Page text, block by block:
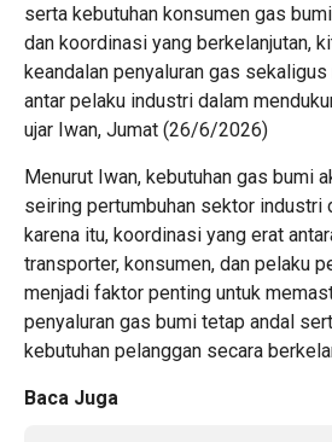
serta kebutuhan konsumen gas
dan koordinasi yang berkelanjutan,
keandalan penyaluran gas
antar pelaku industri dalam
ujar Iwan, Jumat (26/6/2026)
Menurut Iwan, kebutuhan gas bumi
seiring pertumbuhan sektor industri
karena itu, koordinasi yang erat
transporter, konsumen, dan pelaku
menjadi faktor penting untuk
penyaluran gas bumi tetap andal
kebutuhan pelanggan secara
Baca Juga